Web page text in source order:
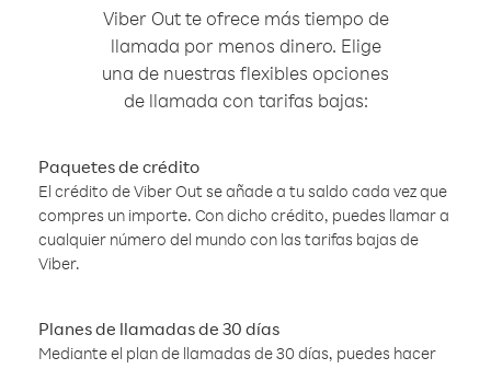
Viber Out te ofrece más tiempo de
llamada por menos dinero. Elige
una de nuestras flexibles opciones
de llamada con tarifas bajas:
Paquetes de crédito
El crédito de Viber Out se añade a tu saldo cada vez que
compres un importe. Con dicho crédito, puedes llamar a
cualquier número del mundo con las tarifas bajas de
Viber.
Planes de llamadas de 30 días
Mediante el plan de llamadas de 30 días, puedes hacer